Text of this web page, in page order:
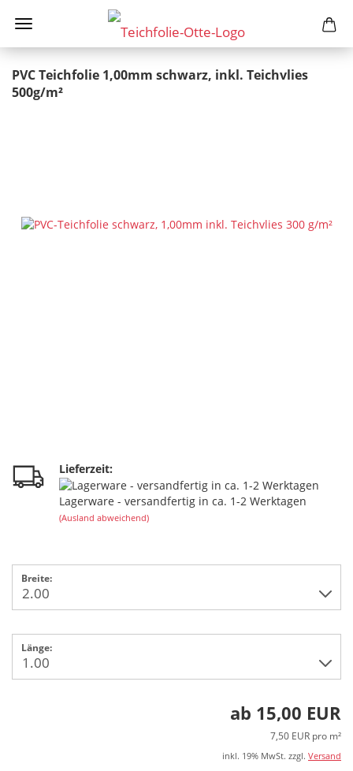
PVC Teichfolie 1,00mm schwarz, inkl. Teichvlies
500g/m²
Lieferzeit:
Lagerware - versandfertig in ca. 1-2 Werktagen
(Ausland abweichend)
Breite:
Länge:
ab 15,00 EUR
7,50 EUR pro m²
inkl. 19% MwSt. zzgl. Versand